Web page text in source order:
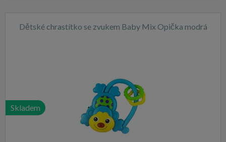
Dětské chrastítko se zvukem Baby Mix Opička modrá
Skladem